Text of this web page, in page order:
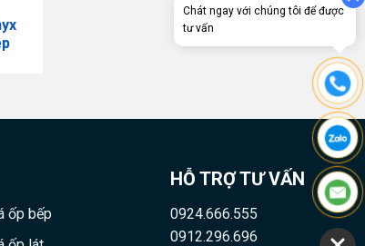
ốp bếp
HỖ TRỢ TƯ VẤN
0924.666.555
0912.296.696
Chát ngay với chúng tôi để được
tư vấn